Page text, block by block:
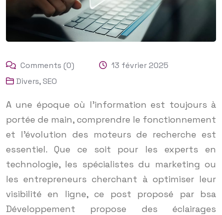
Comments (0)
13 février 2025
Divers,SEO
A une époque où l’information est toujours à
portée de main, comprendre le fonctionnement
et l’évolution des moteurs de recherche est
essentiel. Que ce soit pour les experts en
technologie, les spécialistes du marketing ou
les entrepreneurs cherchant à optimiser leur
visibilité en ligne, ce post proposé par bsa
Développement propose des éclairages